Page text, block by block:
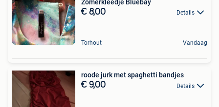
Zomerkleedje Bluebay
€ 8,00 Details
Torhout Vandaag
roode jurk met spaghetti bandjes
€ 9,00 Details